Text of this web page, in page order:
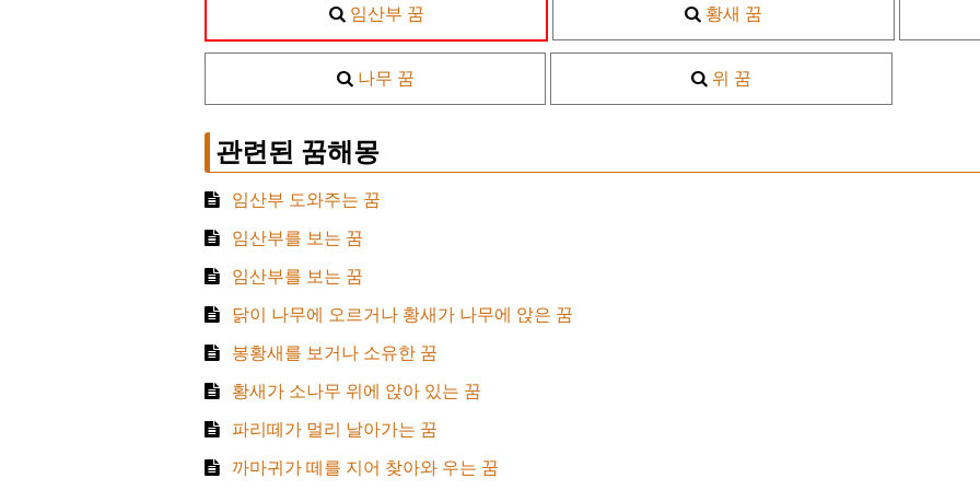
임산부 꿈 황새 꿈
나무 꿈 위 꿈
관련된 꿈해몽
임산부 도와주는 꿈
임산부를 보는 꿈
임산부를 보는 꿈
닭이 나무에 오르거나 황새가 나무에 앉은 꿈
봉황새를 보거나 소유한 꿈
황새가 소나무 위에 앉아 있는 꿈
파리떼가 멀리 날아가는 꿈
까마귀가 떼를 지어 찾아와 우는 꿈